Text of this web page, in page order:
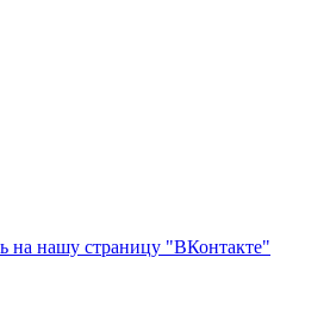
на нашу страницу "ВКонтакте"